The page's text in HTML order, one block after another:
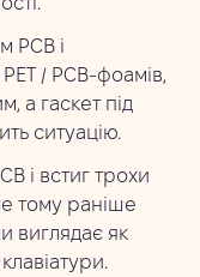
PCB і
/ PCB-фоамів,
а гаскет під
ситуацію.
і встиг трохи
тому раніше
виглядає як